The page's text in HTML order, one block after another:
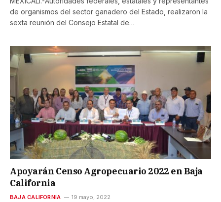
de organismos del sector ganadero del Estado, realizaron la
sexta reunión del Consejo Estatal de…
Apoyarán Censo Agropecuario 2022 en Baja
California
BAJA CALIFORNIA 19 mayo, 2022